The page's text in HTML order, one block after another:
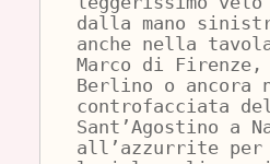
dalla mano
anche nella
Marco di
Berlino o ancora
controfacciata
Sant’Agostino a
all’azzurrite